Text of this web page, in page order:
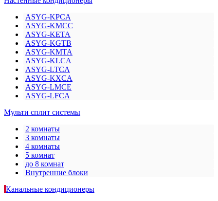
ASYG-KPCA
ASYG-KMCC
ASYG-KETA
ASYG-KGTB
ASYG-KMTA
ASYG-KLCA
ASYG-LTCA
ASYG-KXCA
ASYG-LMCE
ASYG-LFCA
Мульти сплит системы
2 комнаты
3 комнаты
4 комнаты
5 комнат
до 8 комнат
Внутренние блоки
Канальные кондиционеры